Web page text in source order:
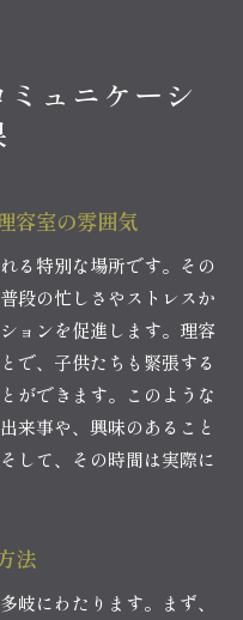
ュニケーシ
容室の雰囲気
る特別な場所です。その
段の忙しさやストレスか
ョンを促進します。理容
で、子供たちも緊張する
ができます。このような
来事や、興味のあること
して、その時間は実際に
法
岐にわたります。まず、